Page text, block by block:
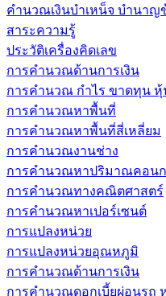
คำนวณเงินบำเหน็จ บำนาญ
สาระความรู้
ประวัติเครื่องคิดเลข
การคำนวณด้านการเงิน
การคำนวณ กำไร ขาดทุน หุ้
การคำนวณหาพื้นที่
การคำนวณหาพื้นที่สี่เหลี่ยม
การคำนวณงานช่าง
การคำนวณหาปริมาณคอน
การคำนวณทางคณิตศาสตร์
การคำนวณหาเปอร์เซนต์
การแปลงหน่วย
การแปลงหน่วยอุณหภูมิ
การคำนวณด้านการเงิน
การคำนวณดอกเบี้ยผ่อนรถ